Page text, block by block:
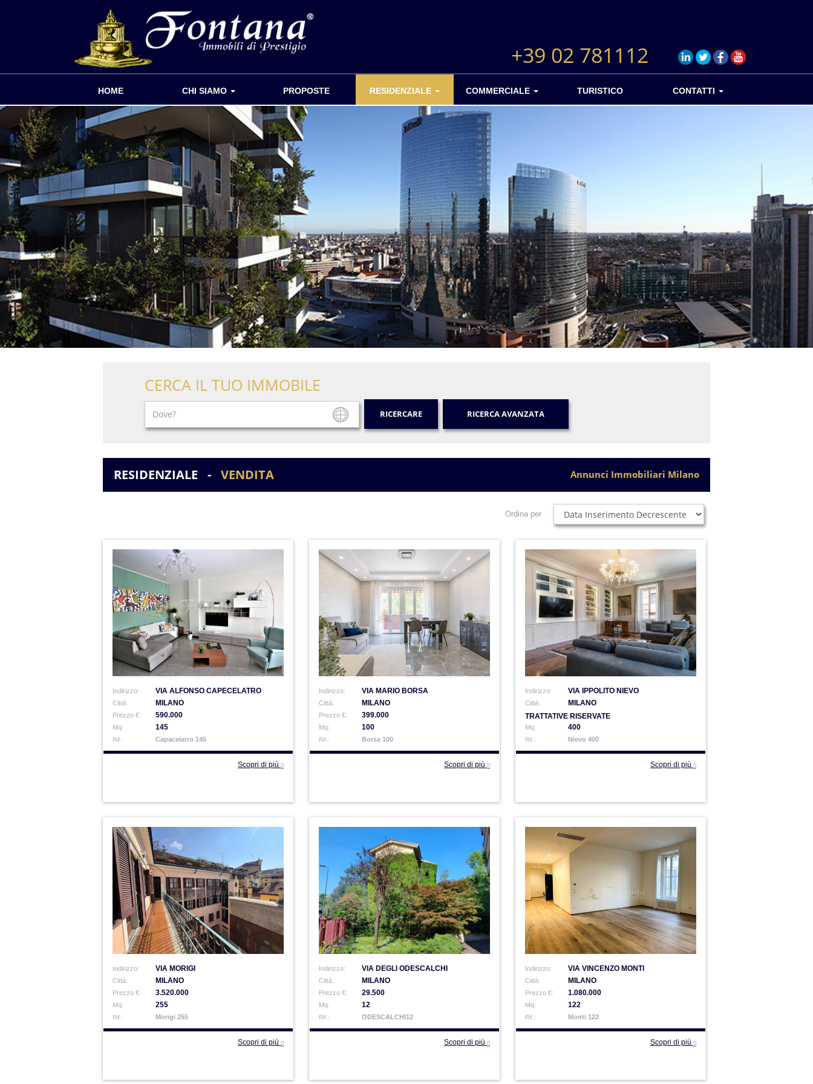
+39 02 781112
HOME CHI SIAMO PROPOSTE RESIDENZIALE COMMERCIALE TURISTICO CONTATTI
CERCA IL TUO IMMOBILE
RICERCARE RICERCA AVANZATA
Annunci Immobiliari Milano
RESIDENZIALE - VENDITA
Ordina per
Indirizzo: VIA ALFONSO CAPECELATRO
Città: MILANO
Prezzo €: 590.000
Mq: 145
Rif.: Capacelatro 145
Scopri di più
Indirizzo: VIA MARIO BORSA
Città: MILANO
Prezzo €: 399.000
Mq: 100
Rif.: Borsa 100
Scopri di più
Indirizzo: VIA IPPOLITO NIEVO
Città:
MILANO
TRATTATIVE RISERVATE
Mq: 400
Rif.: Nievo 400
Scopri di più
Indirizzo: VIA MORIGI
Città: MILANO
Prezzo €: 3.520.000
Mq: 255
Rif.: Morigi 255
Scopri di più
Indirizzo: VIA DEGLI ODESCALCHI
Città: MILANO
Prezzo €: 29.500
Mq: 12
Rif.: ODESCALCHI12
Scopri di più
Indirizzo: VIA VINCENZO MONTI
Città: MILANO
Prezzo €: 1.080.000
Mq: 122
Rif.: Monti 122
Scopri di più